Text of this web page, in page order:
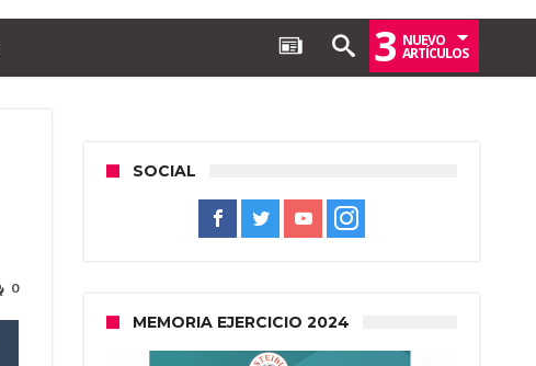
3 NUEVO
ARTÍCULOS
0
SOCIAL
MEMORIA EJERCICIO 2024